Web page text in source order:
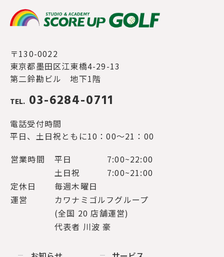
〒130-0022
東京都墨田区江東橋4-29-13
第二鈴勘ビル 地下1階
TEL. 03-6284-0711
電話受付時間
平日、土日祝ともに10：00～21：00
営業時間
平日
7:00~22:00
土日祝
7:00~21:00
定休日
毎週木曜日
運営
カワナミゴルフグループ
(全国 20 店舗運営)
代表者 川波 豪